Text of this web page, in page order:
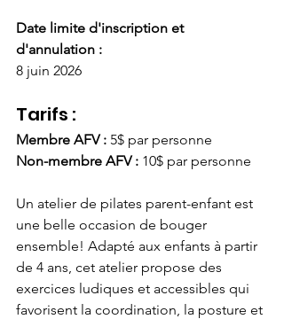
Date limite d'inscription et
d'annulation :
8 juin 2026
Tarifs :
Membre AFV : 5$ par personne
Non-membre AFV : 10$ par personne
Un atelier de pilates parent-enfant est
une belle occasion de bouger
ensemble! Adapté aux enfants à partir
de 4 ans, cet atelier propose des
exercices ludiques et accessibles qui
favorisent la coordination, la posture et